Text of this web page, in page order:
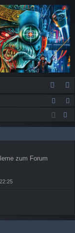
n
m
eg
ist
zum Forum